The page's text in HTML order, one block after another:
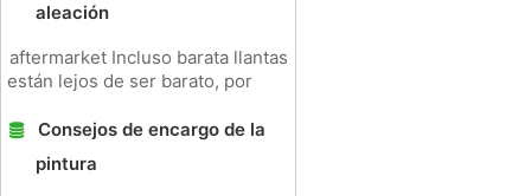
aleación
aftermarket Incluso barata llantas
están lejos de ser barato, por
Consejos de encargo de la
pintura